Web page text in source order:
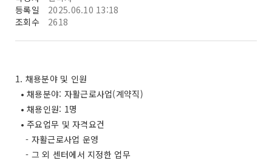
등록일
2025.06.10 13:18
조회수
2618
1. 채용분야 및 인원
• 채용분야: 자활근로사업(계약직)
• 채용인원: 1명
• 주요업무 및 자격요건
- 자활근로사업 운영
- 그 외 센터에서 지정한 업무